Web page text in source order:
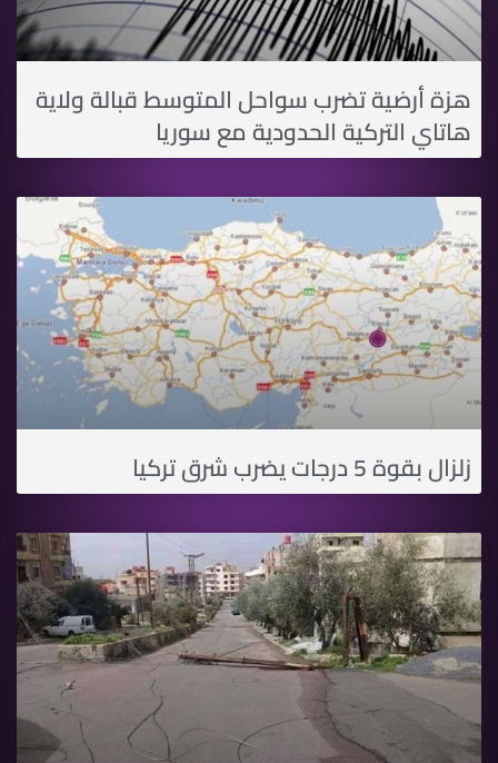
هزة أرضية تضرب سواحل المتوسط قبالة ولاية
هاتاي التركية الحدودية مع سوريا
زلزال بقوة 5 درجات يضرب شرق تركيا